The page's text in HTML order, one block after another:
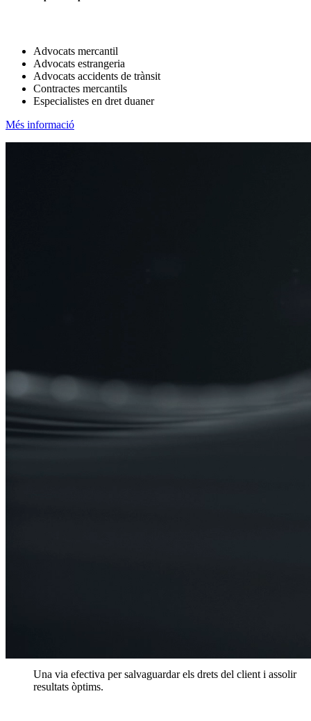
Advocats mercantil
Advocats estrangeria
Advocats accidents de trànsit
Contractes mercantils
Especialistes en dret duaner
Més informació
Belmonte Crespo Advocats
comprenem que disposes d'una
plètora d'alternatives al moment de seleccionar un
inflexible amb l'excel·lència, l'atenció personalitzada i l'obtenció de
resultats excel·lents.
Una via efectiva per salvaguardar els drets del client i assolir
resultats òptims.